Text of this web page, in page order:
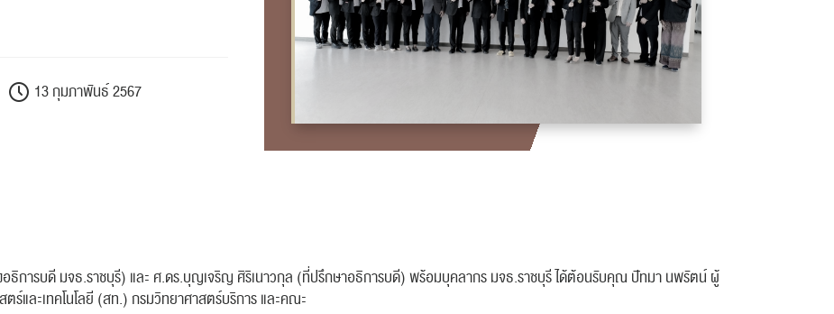
13 กุมภาพันธ์ 2567
การบดี มจธ.ราชบุรี) และ ศ.ดร.บุญเจริญ ศิริเนาวกุล (ที่ปรึกษาอธิการบดี) พร้อมบุคลากร มจธ.ราชบุรี ได้ต้อนรับคุณ ปัทมา นพรัตน์ ผู้
ร์และเทคโนโลยี (สท.) กรมวิทยาศาสตร์บริการ และคณะ